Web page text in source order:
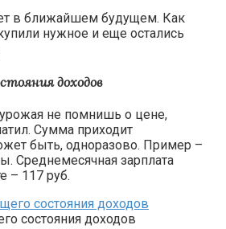
в ближайшем будущем. Как
нужное и еще остались
доходов
не помнишь о цене,
Сумма приходит
быть, одноразово. Пример –
Среднемесячная зарплата
– 117 руб.
состояния доходов